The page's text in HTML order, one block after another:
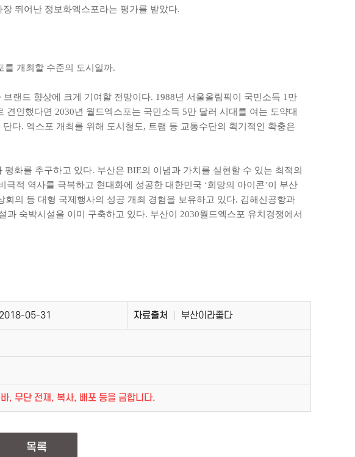
뛰어난 정보화엑스포라는 평가를 받았다.
를 개최할 수준의 도시일까.
랜드 향상에 크게 기여할 전망이다. 1988년 서울올림픽이 국민소득 1만
인했다면 2030년 월드엑스포는 국민소득 5만 달러 시대를 여는 도약대
다. 엑스포 개최를 위해 도시철도, 트램 등 교통수단의 획기적인 확충은
화를 추구하고 있다. 부산은 BIE의 이념과 가치를 실현할 수 있는 최적의
적 역사를 극복하고 현대화에 성공한 대한민국 ‘희망의 아이콘’이 부산
회의 등 대형 국제행사의 성공 개최 경험을 보유하고 있다. 김해신공항과
숙박시설을 이미 구축하고 있다. 부산이 2030월드엑스포 유치경쟁에서
2018-05-31 자료출처 부산이라좋다
, 무단 전재, 복사, 배포 등을 금합니다.
목록